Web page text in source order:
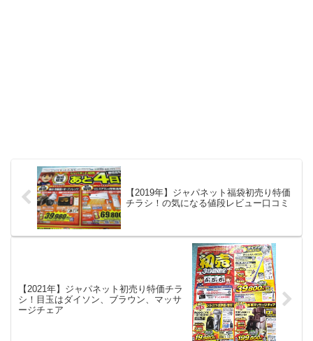
【2019年】ジャパネット福袋初売り特価
チラシ！の気になる値段レビュー口コミ
【2021年】ジャパネット初売り特価チラ
シ！目玉はダイソン、ブラウン、マッサ
ージチェア